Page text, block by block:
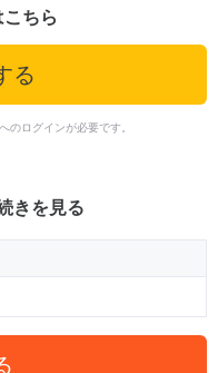
ちら
る
のログインが必要です。
きを見る